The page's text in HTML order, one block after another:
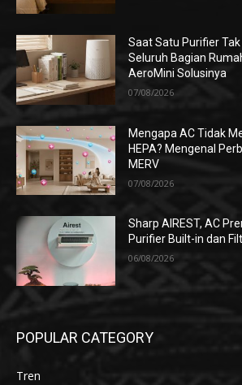
Saat Satu Purifier
Seluruh Bagian
AeroMini Solusinya
07/08/2026
Mengapa AC Tidak
HEPA? Mengenal
MERV
07/08/2026
Sharp AIREST, AC
Purifier Built-in dan
06/08/2026
POPULAR CATEGORY
Tren